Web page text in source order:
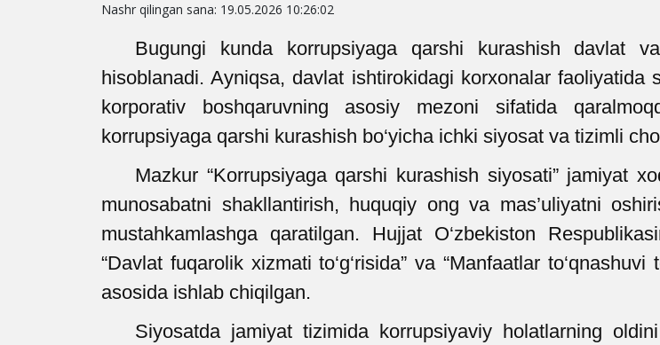
Nashr qilingan sana: 19.05.2026 10:26:02
Bugungi kunda korrupsiyaga qarshi kurashish davlat
hisoblanadi. Ayniqsa, davlat ishtirokidagi korxonalar faoliyatida
korporativ boshqaruvning asosiy mezoni sifatida
korrupsiyaga qarshi kurashish bo‘yicha ichki siyosat va tizimli
Mazkur “Korrupsiyaga qarshi kurashish siyosati” jamiyat
munosabatni shakllantirish, huquqiy ong va mas’uliyatni
mustahkamlashga qaratilgan. Hujjat O‘zbekiston
“Davlat fuqarolik xizmati to‘g‘risida” va “Manfaatlar
asosida ishlab chiqilgan.
Siyosatda jamiyat tizimida korrupsiyaviy holatlarning